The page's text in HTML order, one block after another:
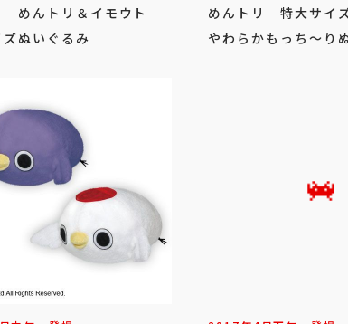
めんトリ＆イモウト
ぬいぐるみ
めんトリ 特大サイ
やわらかもっち～り